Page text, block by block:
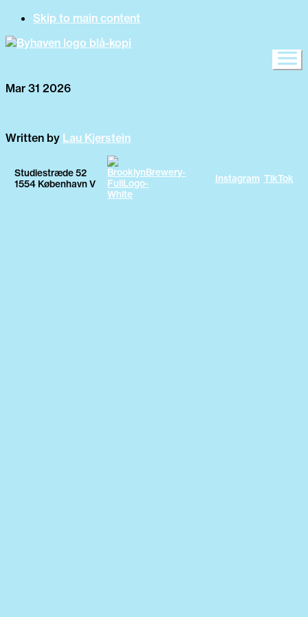
Skip to main content
Mar 31 2026
Written by Lau Kjerstein
Studiestræde 52
1554 København V
Instagram TikTok